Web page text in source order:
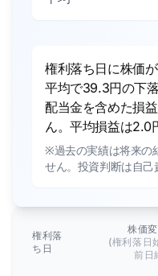
権利落ち日に株価
平均で39.3円の下
配当金を含めた損
ん。平均損益は2.0
※過去の実績は将来の
せん。投資判断は自己
権利落
ち日
株価
(権利落日
前日